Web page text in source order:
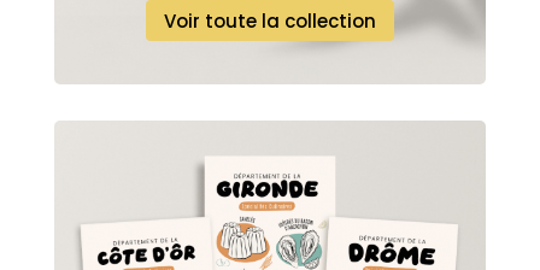
Voir toute la collection